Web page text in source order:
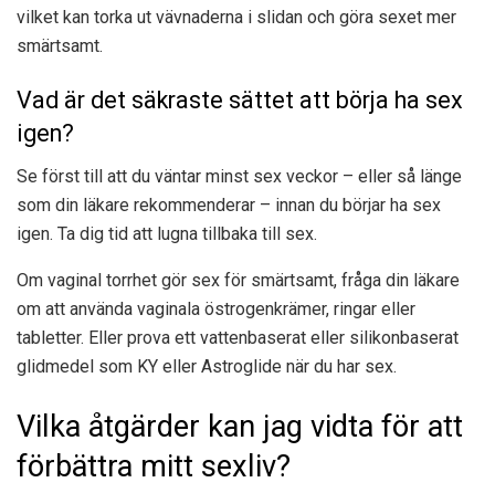
vilket kan torka ut vävnaderna i slidan och göra sexet mer
smärtsamt.
Vad är det säkraste sättet att börja ha sex
igen?
Se först till att du väntar minst sex veckor – eller så länge
som din läkare rekommenderar – innan du börjar ha sex
igen. Ta dig tid att lugna tillbaka till sex.
Om vaginal torrhet gör sex för smärtsamt, fråga din läkare
om att använda vaginala östrogenkrämer, ringar eller
tabletter. Eller prova ett vattenbaserat eller silikonbaserat
glidmedel som KY eller Astroglide när du har sex.
Vilka åtgärder kan jag vidta för att
förbättra mitt sexliv?